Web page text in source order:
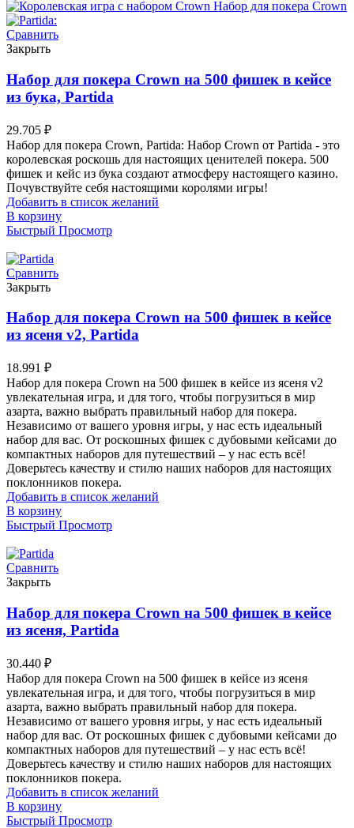
Сравнить
Закрыть
Набор для покера Crown на 500 фишек в кейсе
из бука, Partida
29.705 ₽
Набор для покера Crown, Partida: Набор Crown от Partida - это
королевская роскошь для настоящих ценителей покера. 500
фишек и кейс из бука создают атмосферу настоящего казино.
Почувствуйте себя настоящими королями игры!
Добавить в список желаний
В корзину
Быстрый Просмотр
Сравнить
Закрыть
Набор для покера Crown на 500 фишек в кейсе
из ясеня v2, Partida
18.991 ₽
Набор для покера Crown на 500 фишек в кейсе из ясеня v2
увлекательная игра, и для того, чтобы погрузиться в мир
азарта, важно выбрать правильный набор для покера.
Независимо от вашего уровня игры, у нас есть идеальный
набор для вас. От роскошных фишек с дубовыми кейсами до
компактных наборов для путешествий – у нас есть всё!
Доверьтесь качеству и стилю наших наборов для настоящих
поклонников покера.
Добавить в список желаний
В корзину
Быстрый Просмотр
Сравнить
Закрыть
Набор для покера Crown на 500 фишек в кейсе
из ясеня, Partida
30.440 ₽
Набор для покера Crown на 500 фишек в кейсе из ясеня
увлекательная игра, и для того, чтобы погрузиться в мир
азарта, важно выбрать правильный набор для покера.
Независимо от вашего уровня игры, у нас есть идеальный
набор для вас. От роскошных фишек с дубовыми кейсами до
компактных наборов для путешествий – у нас есть всё!
Доверьтесь качеству и стилю наших наборов для настоящих
поклонников покера.
Добавить в список желаний
В корзину
Быстрый Просмотр